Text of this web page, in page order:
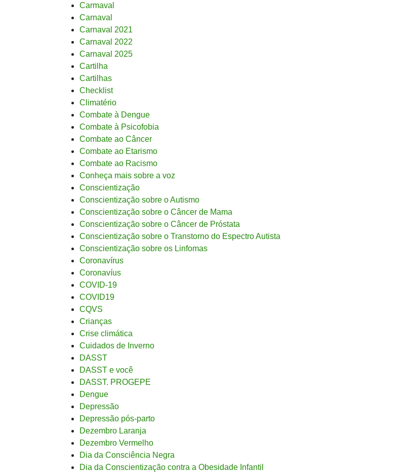
Carmaval
Carnaval
Carnaval 2021
Carnaval 2022
Carnaval 2025
Cartilha
Cartilhas
Checklist
Climatério
Combate à Dengue
Combate à Psicofobia
Combate ao Câncer
Combate ao Etarismo
Combate ao Racismo
Conheça mais sobre a voz
Conscientização
Conscientização sobre o Autismo
Conscientização sobre o Câncer de Mama
Conscientização sobre o Câncer de Próstata
Conscientização sobre o Transtorno do Espectro Autista
Conscientização sobre os Linfomas
Coronavírus
Coronavíus
COVID-19
COVID19
CQVS
Crianças
Crise climática
Cuidados de Inverno
DASST
DASST e você
DASST. PROGEPE
Dengue
Depressão
Depressão pós-parto
Dezembro Laranja
Dezembro Vermelho
Dia da Consciência Negra
Dia da Conscientização contra a Obesidade Infantil